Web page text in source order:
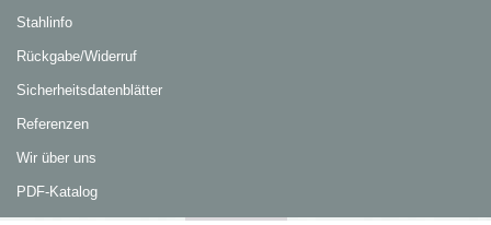
Stahlinfo
Rückgabe/Widerruf
Sicherheitsdatenblätter
Referenzen
Wir über uns
PDF-Katalog